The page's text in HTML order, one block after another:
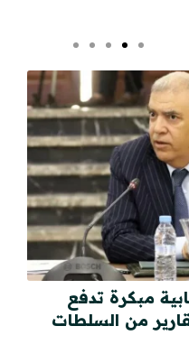
مبكرة تدفع
من السلطات